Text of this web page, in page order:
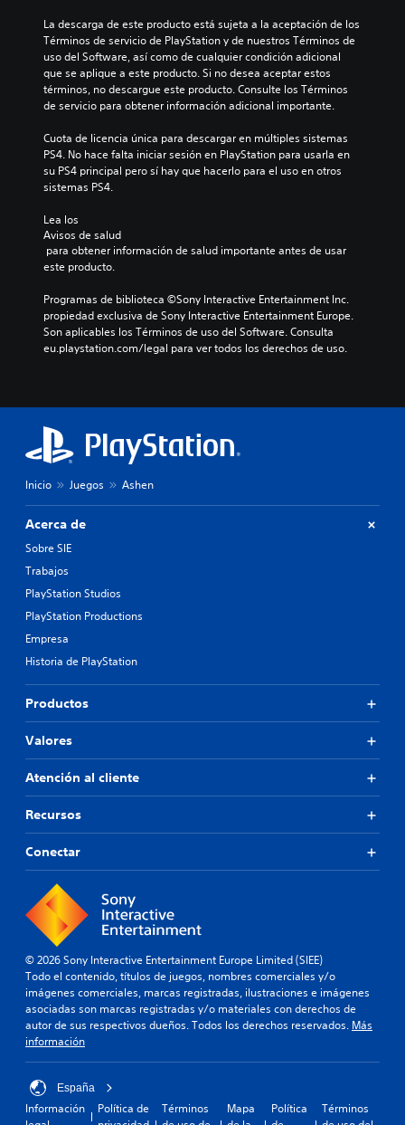
La descarga de este producto está sujeta a la aceptación de los
Términos de servicio de PlayStation y de nuestros Términos de
uso del Software, así como de cualquier condición adicional
que se aplique a este producto. Si no desea aceptar estos
términos, no descargue este producto. Consulte los Términos
de servicio para obtener información adicional importante.
Cuota de licencia única para descargar en múltiples sistemas
PS4. No hace falta iniciar sesión en PlayStation para usarla en
su PS4 principal pero sí hay que hacerlo para el uso en otros
sistemas PS4.
Lea los
Avisos de salud
este producto.
Programas de biblioteca ©Sony Interactive Entertainment Inc.
propiedad exclusiva de Sony Interactive Entertainment Europe.
Son aplicables los Términos de uso del Software. Consulta
eu.playstation.com/legal para ver todos los derechos de uso.
Inicio Juegos Ashen
Acerca de
Sobre SIE
Trabajos
PlayStation Studios
PlayStation Productions
Empresa
Historia de PlayStation
Productos
Valores
Atención al cliente
Recursos
Conectar
© 2026 Sony Interactive Entertainment Europe Limited (SIEE)
Todo el contenido, títulos de juegos, nombres comerciales y/o
imágenes comerciales, marcas registradas, ilustraciones e imágenes
asociadas son marcas registradas y/o materiales con derechos de
autor de sus respectivos dueños. Todos los derechos reservados. Más
información
España
Información
Política de
Términos
Mapa
Política
Términos